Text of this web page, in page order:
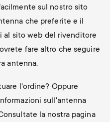
sul nostro sito
che preferite e il
al sito web del rivenditore
fare altro che seguire
antenna.
l'ordine? Oppure
sull'antenna
la nostra pagina